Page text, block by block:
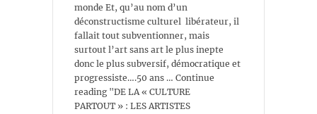
monde Et, qu’au nom d’un
déconstructisme culturel libérateur, il
fallait tout subventionner, mais
surtout l’art sans art le plus inepte
donc le plus subversif, démocratique et
progressiste….50 ans … Continue
reading "DE LA « CULTURE
PARTOUT » : LES ARTISTES